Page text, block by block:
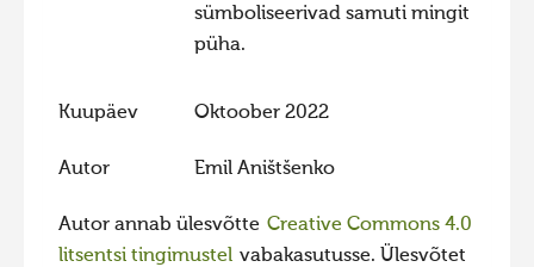
Hiite kuvavõistlus 2008
Kontakt
sümboliseerivad samuti mingit
püha.
Kuupäev Oktoober 2022
Autor Emil Aništšenko
Autor annab ülesvõtte Creative Commons 4.0
litsentsi tingimustel vabakasutusse. Ülesvõtet